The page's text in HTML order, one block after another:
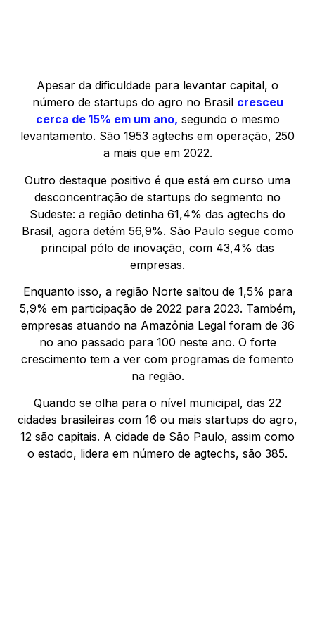
Apesar da dificuldade para levantar capital, o
número de startups do agro no Brasil cresceu
cerca de 15% em um ano, segundo o mesmo
levantamento. São 1953 agtechs em operação, 250
a mais que em 2022.
Outro destaque positivo é que está em curso uma
desconcentração de startups do segmento no
Sudeste: a região detinha 61,4% das agtechs do
Brasil, agora detém 56,9%. São Paulo segue como
principal pólo de inovação, com 43,4% das
empresas.
Enquanto isso, a região Norte saltou de 1,5% para
5,9% em participação de 2022 para 2023. Também,
empresas atuando na Amazônia Legal foram de 36
no ano passado para 100 neste ano. O forte
crescimento tem a ver com programas de fomento
na região.
Quando se olha para o nível municipal, das 22
cidades brasileiras com 16 ou mais startups do agro,
12 são capitais. A cidade de São Paulo, assim como
o estado, lidera em número de agtechs, são 385.